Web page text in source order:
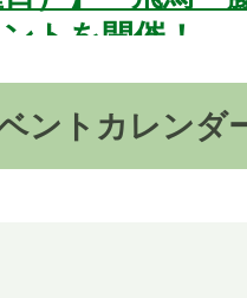
トを開催！
ひろばin橿原
ント カレンダ